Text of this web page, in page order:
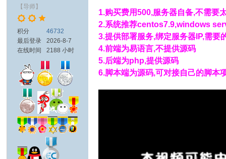
【导师】
积分
46732
最后登录
2026-8-7
在线时间
2188 小时
1.购买费用500,服务器自备,不需要
2.系统推荐centos7.9,windows
3.提供部署服务,绑定服务器IP,需要
4.前端为易语言,不提供源码
5.后端为php,提供源码
6.脚本端为源码,可对接自己的脚本